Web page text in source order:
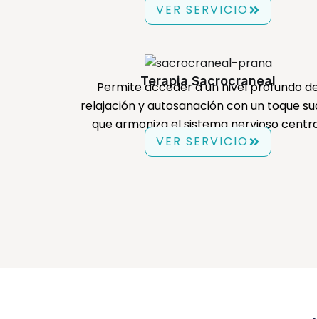
VER SERVICIO
Terapia Sacrocraneal
Permite acceder a un nivel profundo
relajación y autosanación con un toque
que armoniza el sistema nervioso
VER SERVICIO